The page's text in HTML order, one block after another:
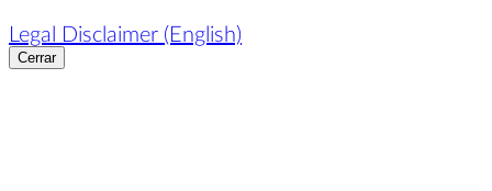
Legal Disclaimer (English)
Cerrar